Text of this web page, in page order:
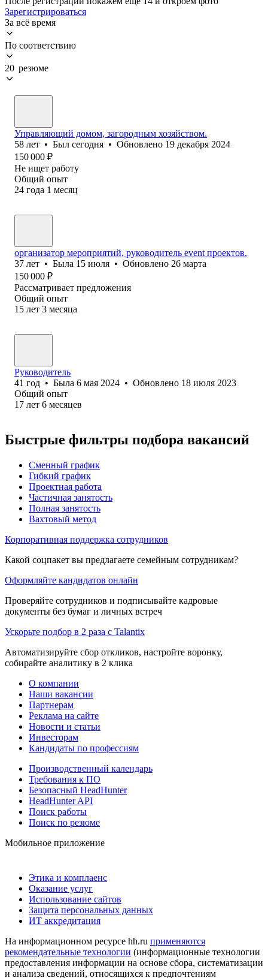
Зарегистрироваться
За всё время
По соответствию
20 резюме
Управляющий домом, загородным хозяйством.
58 лет • Был сегодня • Обновлено 19 декабря 2024
150 000 ₽
Не ищет работу
Общий опыт
24 года 1 месяц
организатор мероприятий, руководитель event проектов.
37 лет • Была 15 июля • Обновлено 26 марта
150 000 ₽
Рассматривает предложения
Общий опыт
15 лет 3 месяца
Руководитель
41 год • Была 6 мая 2024 • Обновлено 18 июля 2023
Общий опыт
17 лет 6 месяцев
Быстрые фильтры подбора вакансий
Сменный график
Гибкий график
Проектная работа
Частичная занятость
Полная занятость
Вахтовый метод
Корпоративная поддержка сотрудников
Какой соцпакет вы предлагаете семейным сотрудникам?
Оформляйте кандидатов онлайн
Проверяйте сотрудников и подписывайте кадровые
документы без бумаг и личных встреч
Ускорьте подбор в 2 раза с Talantix
Автоматизируйте сбор откликов, настройте воронку,
собирайте аналитику в 2 клика
О компании
Наши вакансии
Партнерам
Реклама на сайте
Новости и статьи
Инвесторам
Кандидаты по профессиям
Производственный календарь
Требования к ПО
Безопасный HeadHunter
HeadHunter API
Поиск работы
Поиск по резюме
Мобильное приложение
Этика и комплаенс
Оказание услуг
Использование сайтов
Защита персональных данных
ИТ аккредитация
На информационном ресурсе hh.ru применяются
рекомендательные технологии (информационные технологии
предоставления информации на основе сбора, систематизации
и анализа сведений, относящихся к предпочтениям